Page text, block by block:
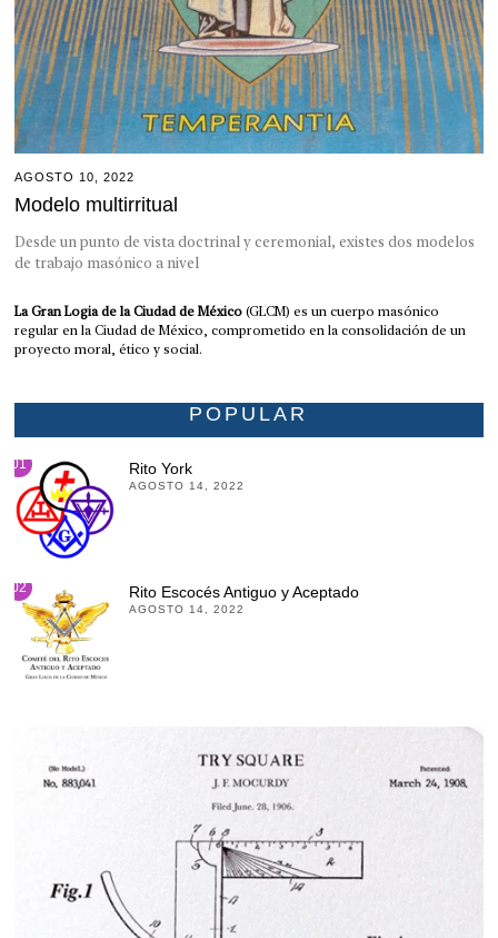
AGOSTO 10, 2022
Modelo multirritual
Desde un punto de vista doctrinal y ceremonial, existes dos modelos
de trabajo masónico a nivel
La Gran Logia de la Ciudad de México (GLCM) es un cuerpo masónico
regular en la Ciudad de México, comprometido en la consolidación de un
proyecto moral, ético y social.
POPULAR
01 Rito York
AGOSTO 14, 2022
02 Rito Escocés Antiguo y Aceptado
AGOSTO 14, 2022